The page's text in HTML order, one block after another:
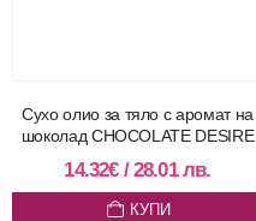
Сухо олио за тяло с аромат на
шоколад CHOCOLATE DESIRE
14.32€ /28.01лв.
КУПИ